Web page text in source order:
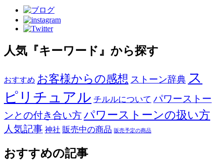
人気『キーワード』から探す
おすすめ お客様からの感想 ストーン辞典 ス
ピリチュアル チルルについて パワーストー
ンとの付き合い方パワーストーンの扱い方
人気記事 神社 販売中の商品 販売予定の商品
おすすめの記事